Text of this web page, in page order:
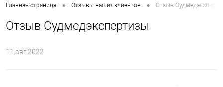
Главная страница • Отзывы наших клиентов • Отзыв
Отзыв Судмедэкспертизы
11.авг.2022